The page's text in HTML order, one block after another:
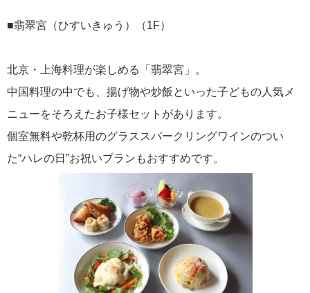
■翡翠宮（ひすいきゅう）（1F）
北京・上海料理が楽しめる「翡翠宮」。
中国料理の中でも、揚げ物や炒飯といった子どもの人気メ
ニューをそろえたお子様セットがあります。
個室無料や乾杯用のグラススパークリングワインのつい
た“ハレの日”お祝いプランもおすすめです。